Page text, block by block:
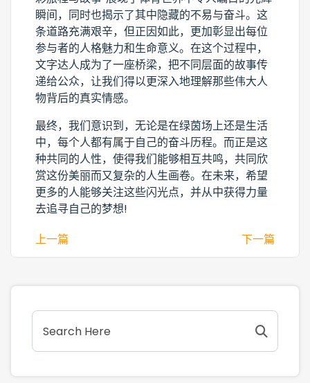
瞬间，同时也揭示了其中隐藏的不易与奋斗。这
条道路充满艰辛，但正因如此，更加彰显出每位
参与者的人格魅力和生命意义。在这个过程中，
文字达人成为了一座桥梁，把不同层面的故事传
递给公众，让我们得以更深入地理解那些伟大人
物背后的真实情感。
最终，我们意识到，无论是在绿茵场上还是生活
中，每个人都有属于自己的奋斗历程。而正是这
种共同的人性，使得我们能够相互共鸣，共同欣
赏这份美丽而又复杂的人生画卷。在未来，希望
更多的人能够关注这些闪光点，并从中获得力量
去追寻自己的梦想!
上一篇
下一篇